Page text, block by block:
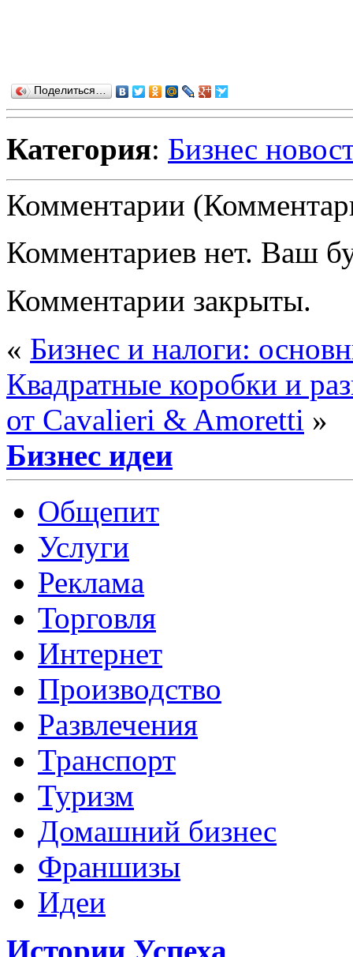
Поделиться…
Категория: Бизнес
Комментарии
Комментариев нет. Ваш
Комментарии закрыты.
« Бизнес и налоги:
Квадратные коробки и
от Cavalieri & Amoretti »
Бизнес идеи
Общепит
Услуги
Реклама
Торговля
Интернет
Производство
Развлечения
Транспорт
Туризм
Домашний бизнес
Франшизы
Идеи